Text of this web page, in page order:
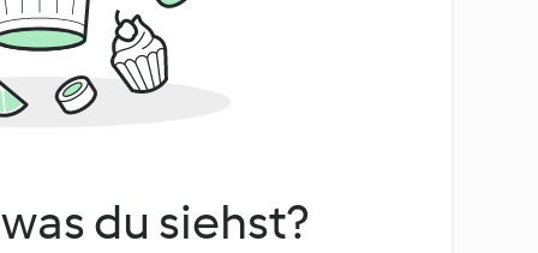
du siehst?